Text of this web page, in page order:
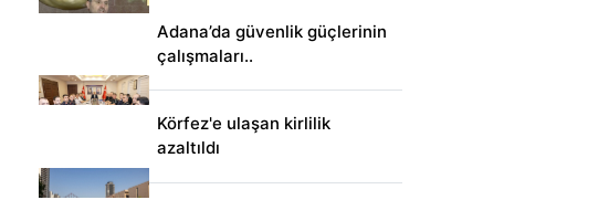
Adana’da güvenlik güçlerinin
çalışmaları..
Körfez'e ulaşan kirlilik
azaltıldı